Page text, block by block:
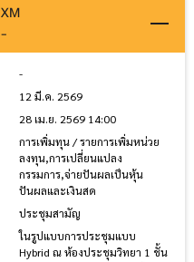
XM
-
-
12 มี.ค. 2569
28 เม.ย. 2569 14:00
การเพิ่มทุน / รายการเพิ่มหน่วย
ลงทุน,การเปลี่ยนแปลง
กรรมการ,จ่ายปันผลเป็นหุ้น
ปันผลและเงินสด
ประชุมสามัญ
ในรูปแบบการประชุมแบบ
Hybrid ณ ห้องประชุมวิทยา 1 ชั้น